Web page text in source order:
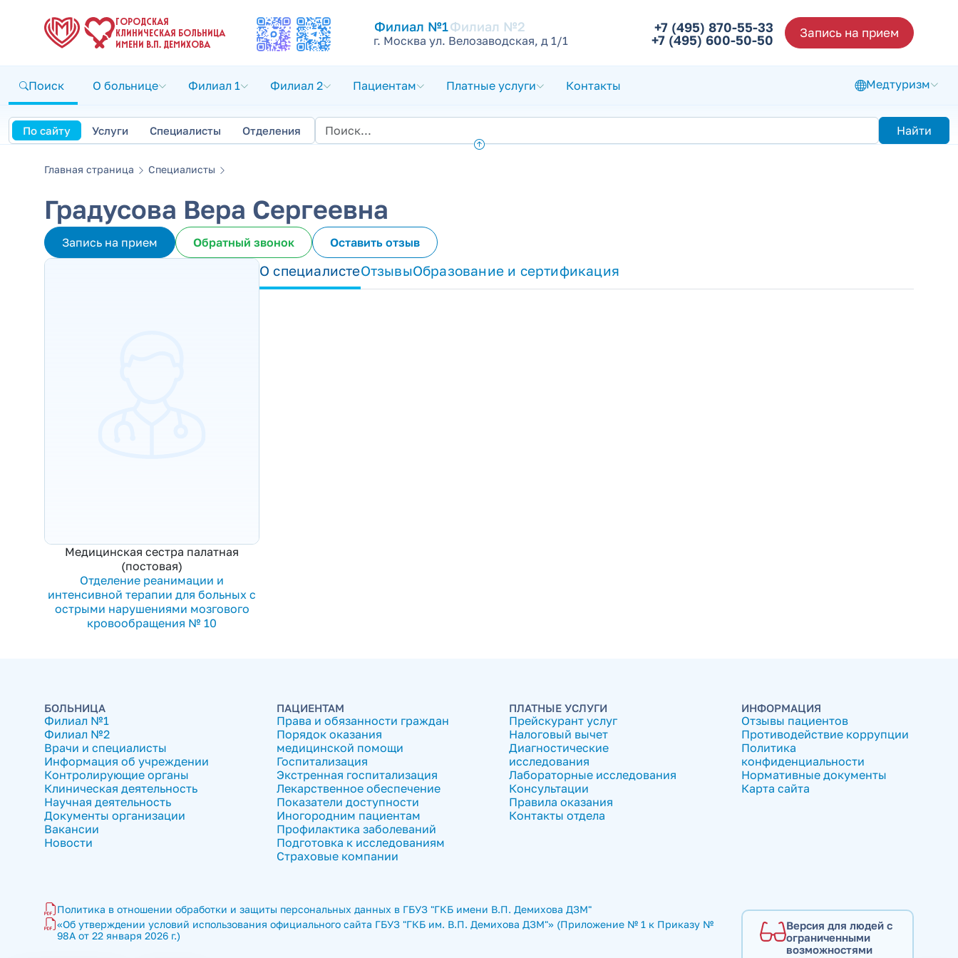
ГОРОДСКАЯ
КЛИНИЧЕСКАЯ БОЛЬНИЦА
ИМЕНИ В.П. ДЕМИХОВА
Филиал №1Филиал №2
г. Москва ул. Велозаводская, д 1/1
+7 (495) 870-55-33
+7 (495) 600-50-50
Запись на прием
Поиск О больнице Филиал 1 Филиал 2 Пациентам Платные услуги Контакты Медтуризм
По сайту Услуги Специалисты Отделения Найти
Главная страница Специалисты
Градусова Вера Сергеевна
Запись на прием Обратный звонок Оставить отзыв
Медицинская сестра палатная
(постовая)
Отделение реанимации и
интенсивной терапии для больных с
острыми нарушениями мозгового
кровообращения № 10
О специалистеОтзывыОбразование и сертификация
БОЛЬНИЦА
Филиал №1
Филиал №2
Врачи и специалисты
Информация об учреждении
Контролирующие органы
Клиническая деятельность
Научная деятельность
Документы организации
Вакансии
Новости
ПАЦИЕНТАМ
Права и обязанности граждан
Порядок оказания
медицинской помощи
Госпитализация
Экстренная госпитализация
Лекарственное обеспечение
Показатели доступности
Иногородним пациентам
Профилактика заболеваний
Подготовка к исследованиям
Страховые компании
ПЛАТНЫЕ УСЛУГИ
Прейскурант услуг
Налоговый вычет
Диагностические
исследования
Лабораторные исследования
Консультации
Правила оказания
Контакты отдела
ИНФОРМАЦИЯ
Отзывы пациентов
Противодействие коррупции
Политика
конфиденциальности
Нормативные документы
Карта сайта
Политика в отношении обработки и защиты персональных данных в ГБУЗ "ГКБ имени В.П. Демихова ДЗМ"
«Об утверждении условий использования официального сайта ГБУЗ "ГКБ им. В.П. Демихова ДЗМ"» (Приложение № 1 к Приказу №
98А от 22 января 2026 г.)
Версия для людей с
ограниченными
возможностями